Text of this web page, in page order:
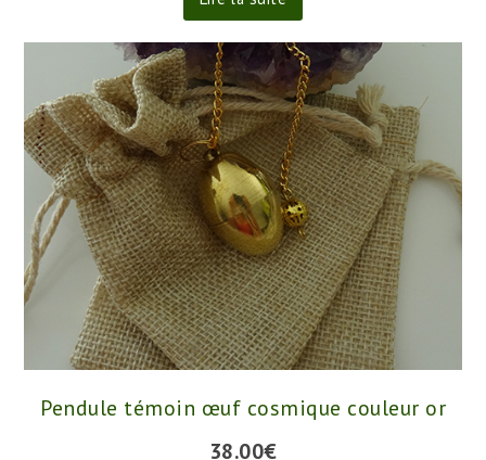
Pendule témoin œuf cosmique couleur or
38.00€